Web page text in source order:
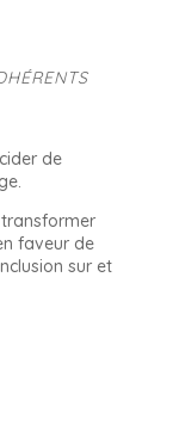
de
faveur de
sur et